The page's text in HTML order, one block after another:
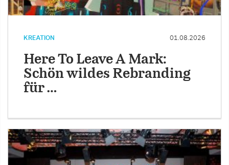
KREATION 01.08.2026
Here To Leave A Mark:
Schön wildes Rebranding
für …